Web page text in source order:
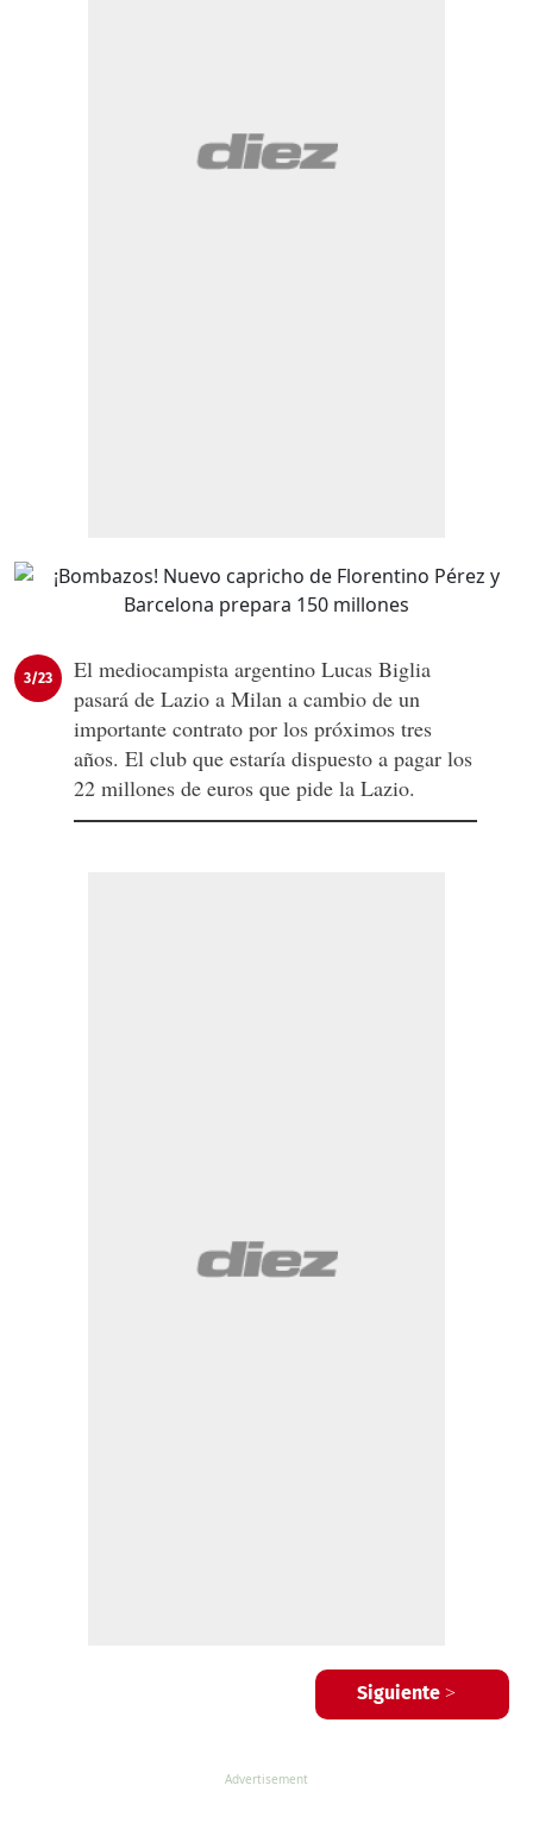
3/23
El mediocampista argentino Lucas Biglia
pasará de Lazio a Milan a cambio de un
importante contrato por los próximos tres
años. El club que estaría dispuesto a pagar los
22 millones de euros que pide la Lazio.
Siguiente >